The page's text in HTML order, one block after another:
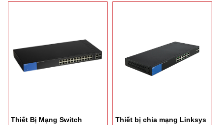
Thiết Bị Mạng Switch
Thiết bị chia mạng Linksys